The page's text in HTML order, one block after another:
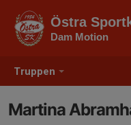
Truppen
Östra
Dam Motion
Martina